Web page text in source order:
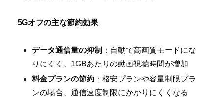
5Gオフの主な節約効果
データ通信量の抑制 ：自動で高画質モードにな
りにくく、1GBあたりの動画視聴時間が増加
料金プランの節約 ：格安プランや容量制限プラ
ンの場合、通信速度制限にかかりにくくなる